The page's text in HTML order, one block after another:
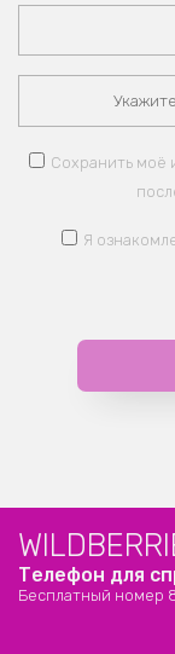
Сохранить моё
Я
Телефон для
Бесплатный номер